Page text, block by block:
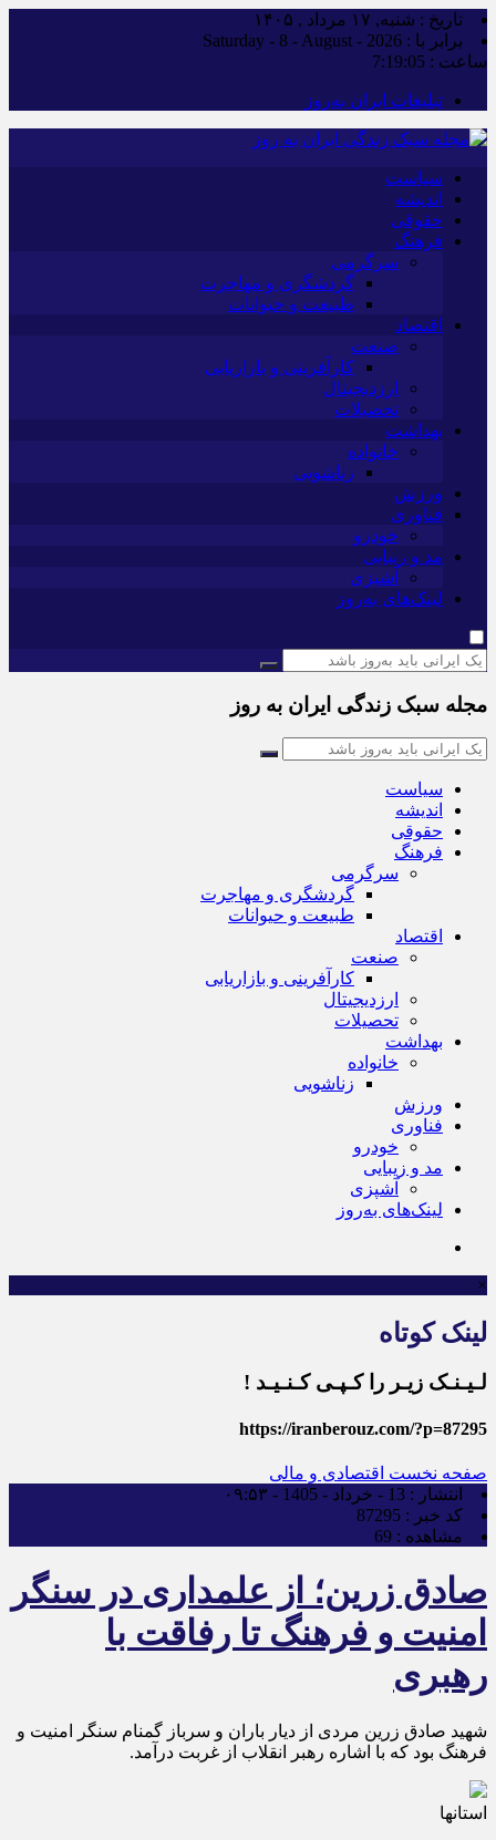
تاریخ : شنبه, ۱۷ مرداد , ۱۴۰۵
برابر با : Saturday - 8 - August - 2026
ساعت : 7:19:07
تبلیغات ایران به‌روز
سیاست
اندیشه
حقوقی
فرهنگ
سرگرمی
گردشگری و مهاجرت
طبیعت و حیوانات
اقتصاد
صنعت
کارآفرینی و بازاریابی
ارزدیجیتال
تحصیلات
بهداشت
خانواده
زناشویی
ورزش
فناوری
خودرو
مد و زیبایی
آشپزی
لینک‌های به‌روز
مجله سبک زندگی ایران به روز
سیاست
اندیشه
حقوقی
فرهنگ
سرگرمی
گردشگری و مهاجرت
طبیعت و حیوانات
اقتصاد
صنعت
کارآفرینی و بازاریابی
ارزدیجیتال
تحصیلات
بهداشت
خانواده
زناشویی
ورزش
فناوری
خودرو
مد و زیبایی
آشپزی
لینک‌های به‌روز
×
لینک کوتاه
لـیـنـک زیـر را کـپـی کـنـیـد !
https://iranberouz.com/?p=87295
صفحه نخست اقتصادی و مالی
انتشار : 13 - خرداد - 1405 - ۰۹:۵۳
کد خبر : 87295
مشاهده : 69
صادق زرین؛ از علمداری در سنگر
امنیت و فرهنگ تا رفاقت با
رهبری
شهید صادق زرین مردی از دیار باران و سرباز گمنام سنگر امنیت و
فرهنگ بود که با اشاره‌ رهبر انقلاب از غربت درآمد.
استانها